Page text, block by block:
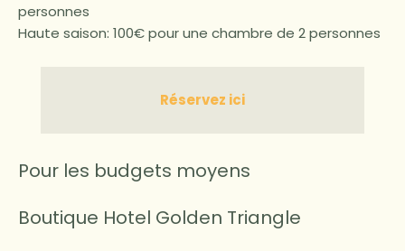
personnes
Haute saison: 100€ pour une chambre de 2 personnes
Réservez ici
Pour les budgets moyens
Boutique Hotel Golden Triangle